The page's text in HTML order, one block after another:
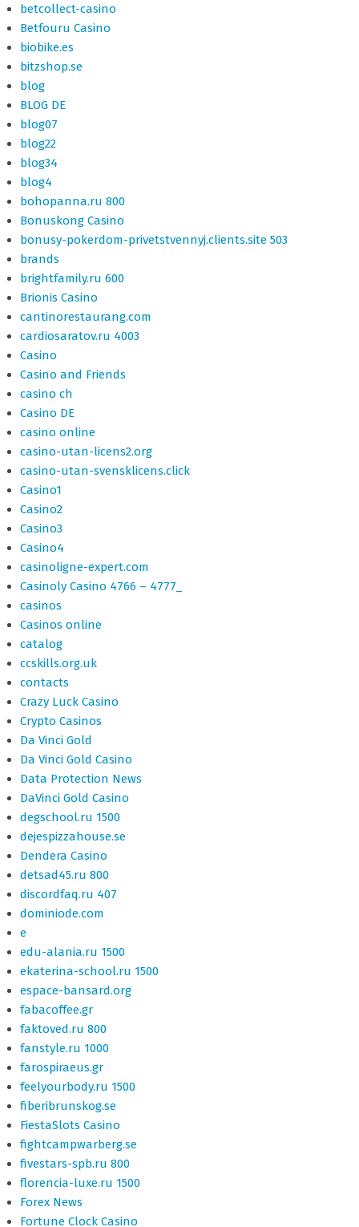
betcollect-casino
Betfouru Casino
biobike.es
bitzshop.se
blog
BLOG DE
blog07
blog22
blog34
blog4
bohopanna.ru 800
Bonuskong Casino
bonusy-pokerdom-privetstvennyj.clients.site 503
brands
brightfamily.ru 600
Brionis Casino
cantinorestaurang.com
cardiosaratov.ru 4003
Casino
Casino and Friends
casino ch
Casino DE
casino online
casino-utan-licens2.org
casino-utan-svensklicens.click
Casino1
Casino2
Casino3
Casino4
casinoligne-expert.com
Casinoly Casino 4766 – 4777_
casinos
Casinos online
catalog
ccskills.org.uk
contacts
Crazy Luck Casino
Crypto Casinos
Da Vinci Gold
Da Vinci Gold Casino
Data Protection News
DaVinci Gold Casino
degschool.ru 1500
dejespizzahouse.se
Dendera Casino
detsad45.ru 800
discordfaq.ru 407
dominiode.com
e
edu-alania.ru 1500
ekaterina-school.ru 1500
espace-bansard.org
fabacoffee.gr
faktoved.ru 800
fanstyle.ru 1000
farospiraeus.gr
feelyourbody.ru 1500
fiberibrunskog.se
FiestaSlots Casino
fightcampwarberg.se
fivestars-spb.ru 800
florencia-luxe.ru 1500
Forex News
Fortune Clock Casino